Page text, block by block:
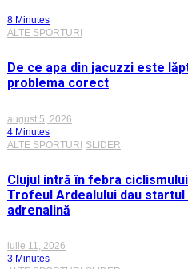
8 Minutes
ALTE SPORTURI
De ce apa din jacuzzi este
problema corect
august 5, 2026
4 Minutes
ALTE SPORTURI SLIDER
Clujul intră în febra
Trofeul Ardealului dau startul
adrenalină
iulie 11, 2026
3 Minutes